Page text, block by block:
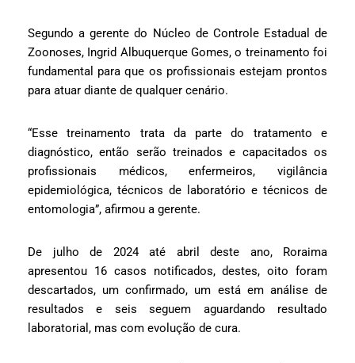
Segundo a gerente do Núcleo de Controle Estadual de
Zoonoses, Ingrid Albuquerque Gomes, o treinamento foi
fundamental para que os profissionais estejam prontos
para atuar diante de qualquer cenário.
“Esse treinamento trata da parte do tratamento e
diagnóstico, então serão treinados e capacitados os
profissionais médicos, enfermeiros, vigilância
epidemiológica, técnicos de laboratório e técnicos de
entomologia”, afirmou a gerente.
De julho de 2024 até abril deste ano, Roraima
apresentou 16 casos notificados, destes, oito foram
descartados, um confirmado, um está em análise de
resultados e seis seguem aguardando resultado
laboratorial, mas com evolução de cura.